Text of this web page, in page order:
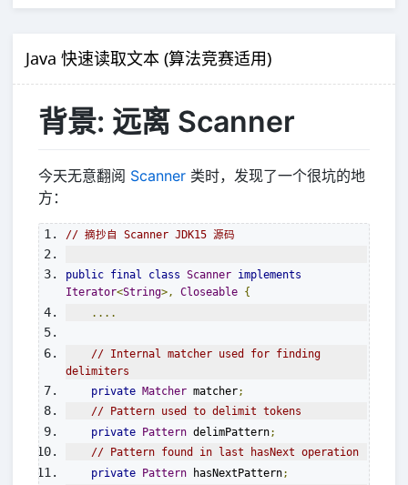
Java 快速读取文本 (算法竞赛适用)
背景: 远离 Scanner
今天无意翻阅 Scanner 类时，发现了一个很坑的地
方：
// 摘抄自 Scanner JDK15 源码
public final class Scanner implements
Iterator<String>, Closeable {
....
// Internal matcher used for finding
delimiters
private Matcher matcher;
// Pattern used to delimit tokens
private Pattern delimPattern;
// Pattern found in last hasNext operation
private Pattern hasNextPattern;